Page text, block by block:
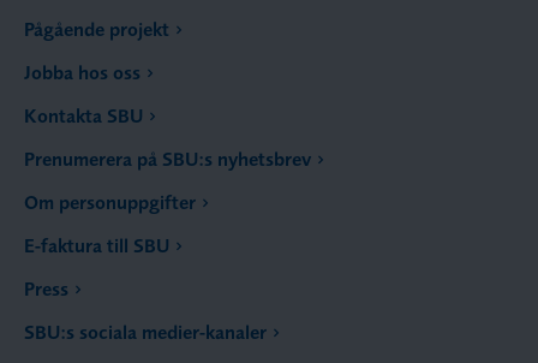
Pågående projekt
Jobba hos oss
Kontakta SBU
Prenumerera på SBU:s nyhetsbrev
Om personuppgifter
E-faktura till SBU
Press
SBU:s sociala medier-kanaler